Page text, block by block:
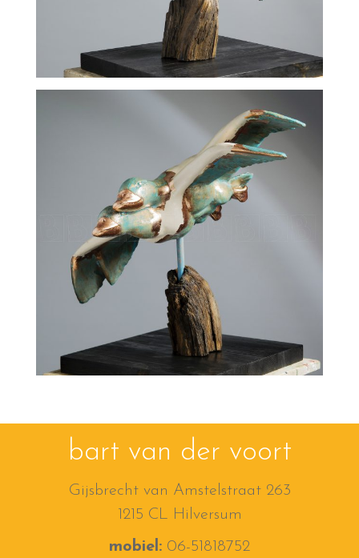
bart van der voort
Gijsbrecht van Amstelstraat 263
1215 CL Hilversum
mobiel: 06-51818752